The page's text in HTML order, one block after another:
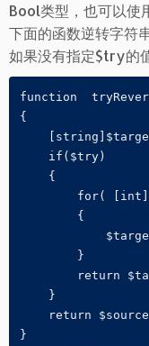
Bool类型，也可以使
下面的函数逆转字符
如果没有指定$try的
function
{
    if($try)
    {
for(
        {
        }
return
    }
    return $source
}